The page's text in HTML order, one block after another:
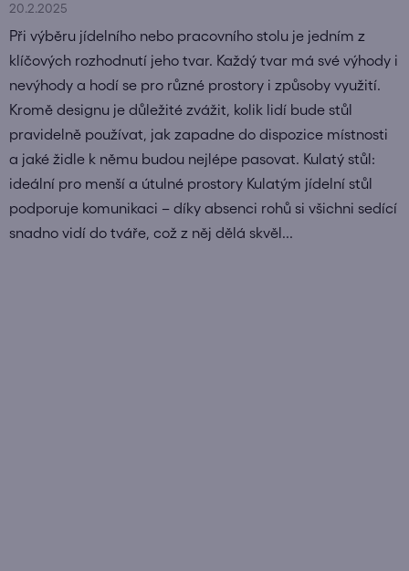
20.2.2025
Při výběru jídelního nebo pracovního stolu je jedním z
klíčových rozhodnutí jeho tvar. Každý tvar má své výhody i
nevýhody a hodí se pro různé prostory i způsoby využití.
Kromě designu je důležité zvážit, kolik lidí bude stůl
pravidelně používat, jak zapadne do dispozice místnosti
a jaké židle k němu budou nejlépe pasovat. Kulatý stůl:
ideální pro menší a útulné prostory Kulatým jídelní stůl
podporuje komunikaci – díky absenci rohů si všichni sedící
snadno vidí do tváře, což z něj dělá skvěl...